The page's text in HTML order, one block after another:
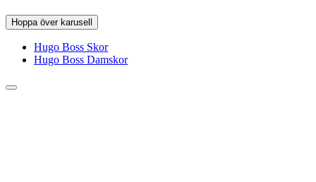
Hoppa över karusell
Hugo Boss Skor
Hugo Boss Damskor